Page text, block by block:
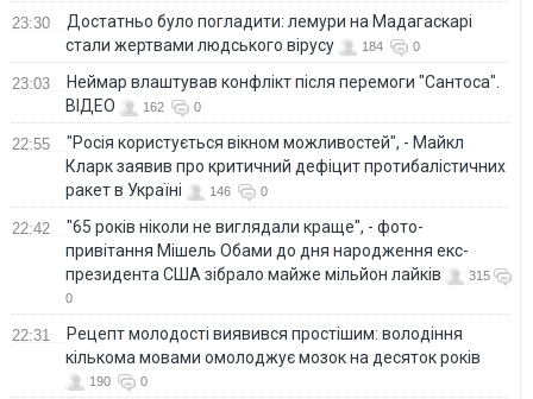
23:30
Достатньо було погладити: лемури на Мадагаскарі
стали жертвами людського вірусу
184 0
23:03
Неймар влаштував конфлікт після перемоги "Сантоса".
ВІДЕО
162 0
22:55
"Росія користується вікном можливостей", - Майкл
Кларк заявив про критичний дефіцит протибалістичних
ракет в Україні
146 0
22:42
"65 років ніколи не виглядали краще", - фото-
привітання Мішель Обами до дня народження екс-
президента США зібрало майже мільйон лайків
315
0
22:31
Рецепт молодості виявився простішим: володіння
кількома мовами омолоджує мозок на десяток років
190 0